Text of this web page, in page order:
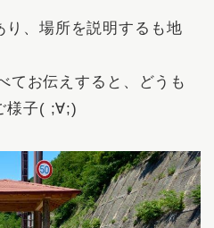
り、場所を説明するも地
てお伝えすると、どうも
様子( ;∀;)